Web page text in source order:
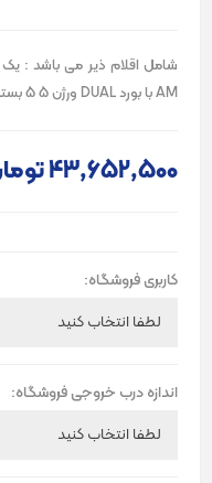
AM با بورد DUAL ورژن 5 5 بسته 100تایی تگ عینک 1 عدد آچار عینک
43٬652٬500 تومان
کاربری فروشگاه:
اندازه درب خروجی فروشگاه: